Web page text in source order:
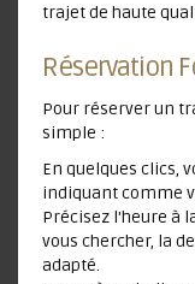
trajet de haute
Réservation
Pour réserver un
simple :
En quelques clics,
indiquant comme
Précisez l'heure à
vous chercher, la
adapté.